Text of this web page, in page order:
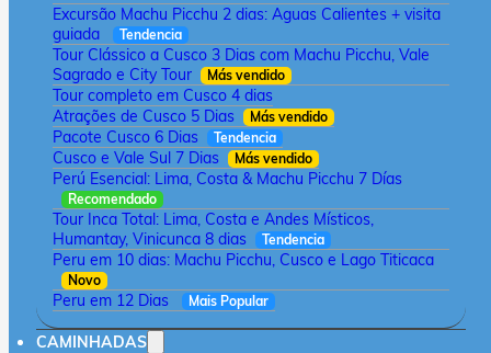
Excursão Machu Picchu 2 dias: Aguas Calientes + visita
guiada
Tendencia
Tour Clássico a Cusco 3 Dias com Machu Picchu, Vale
Sagrado e City Tour
Más vendido
Tour completo em Cusco 4 dias
Atrações de Cusco 5 Dias
Más vendido
Pacote Cusco 6 Dias Tendencia
Cusco e Vale Sul 7 Dias Más vendido
Perú Esencial: Lima, Costa & Machu Picchu 7 Días
Recomendado
Tour Inca Total: Lima, Costa e Andes Místicos,
Humantay, Vinicunca 8 dias
Tendencia
Peru em 10 dias: Machu Picchu, Cusco e Lago Titicaca
Novo
Peru em 12 Dias Mais Popular
CAMINHADAS